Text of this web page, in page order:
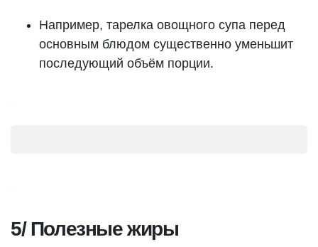
Например, тарелка овощного супа перед
основным блюдом существенно уменьшит
последующий объём порции.
5/ Полезные жиры